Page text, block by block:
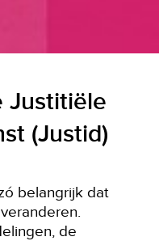
Justitiële
(Justid)
belangrijk dat
de